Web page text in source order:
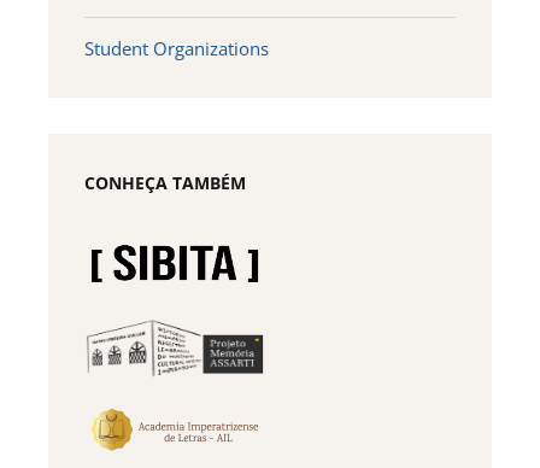
Student Organizations
CONHEÇA TAMBÉM